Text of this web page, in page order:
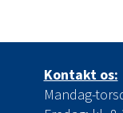
Kontakt os:
Mandag-